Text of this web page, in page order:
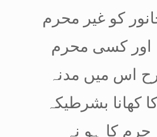
کو غیر محرم
اور کسی محرم
اس میں مدنہ
کھانا بشرطیکہ
حرم کا ہو نہ